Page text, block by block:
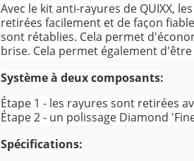
Avec le kit anti-rayures de QUIXX,
retirées facilement et de façon
sont rétablies. Cela permet
brise. Cela permet également
Système à deux composants:
Étape 1 - les rayures sont retirées
Étape 2 - un polissage Diamond
Spécifications: